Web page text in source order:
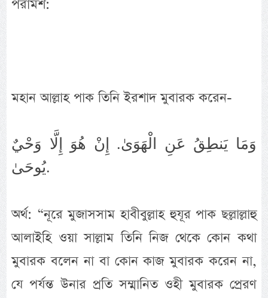
পরামর্শ:
মহান আল্লাহ পাক তিনি ইরশাদ মুবারক করেন-
وَمَا يَنطِقُ عَنِ الْهَوَىٰ. إِنْ هُوَ إِلَّا وَحْيٌ
يُوحَىٰ.
অর্থ: “নূরে মুজাসসাম হাবীবুল্লাহ হুযূর পাক ছল্লাল্লাহু
আলাইহি ওয়া সাল্লাম তিনি নিজ থেকে কোন কথা
মুবারক বলেন না বা কোন কাজ মুবারক করেন না,
যে পর্যন্ত উনার প্রতি সম্মানিত ওহী মুবারক প্রেরণ